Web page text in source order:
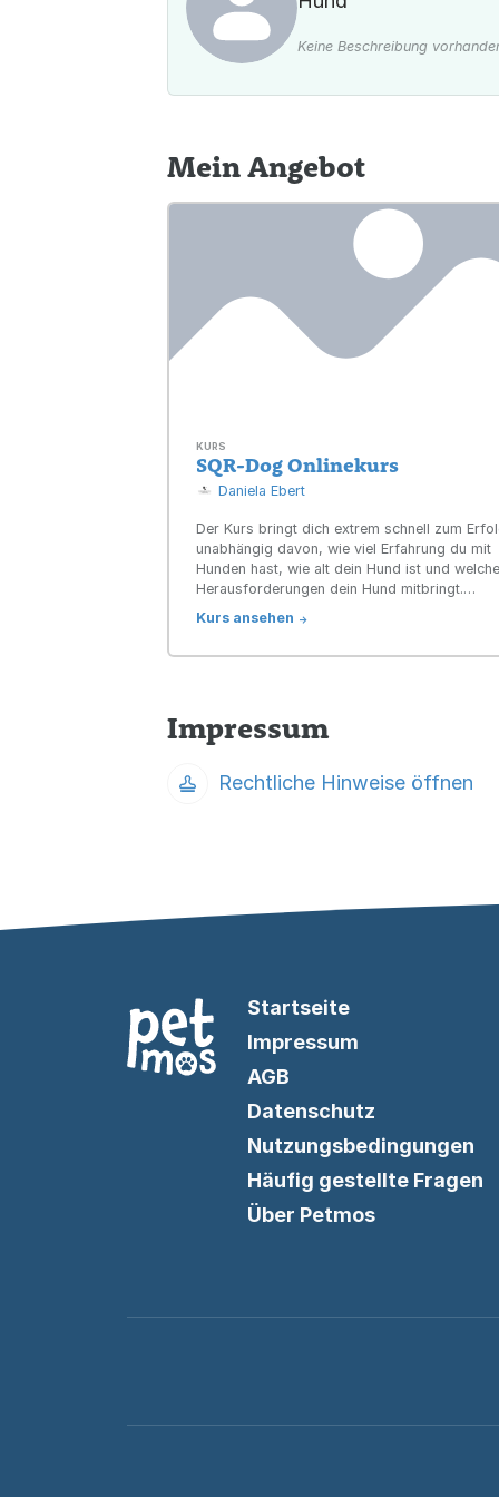
Keine Beschreibung
Mein Angebot
KURS
SQR-Dog Onlinekurs
Daniela Ebert
Der Kurs bringt dich extrem schnell zum
unabhängig davon, wie viel Erfahrung du mit
Hunden hast, wie alt dein Hund ist und welche
Herausforderungen dein Hund mitbringt.
Unabhängig von Garten oder Platz, jederzeit
auch auf kleinem Raum möglich.
Kurs ansehen ->
Impressum
Rechtliche Hinweise öffnen
Startseite
Impressum
AGB
Datenschutz
Nutzungsbedingungen
Häufig gestellte Fragen
Über Petmos